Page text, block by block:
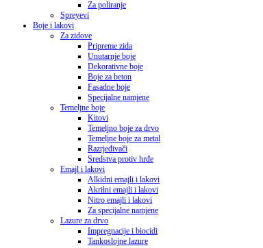
Za poliranje
Spreyevi
Boje i lakovi
Za zidove
Pripreme zida
Unutarnje boje
Dekorativne boje
Boje za beton
Fasadne boje
Specijalne namjene
Temeljne boje
Kitovi
Temeljno boje za drvo
Temeljne boje za metal
Razrjeđivači
Sredstva protiv hrđe
Emajl i lakovi
Alkidni emajli i lakovi
Akrilni emajli i lakovi
Nitro emajli i lakovi
Za specijalne namjene
Lazure za drvo
Impregnacije i biocidi
Tankoslojne lazure